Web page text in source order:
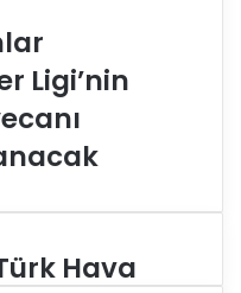
Ligi’nin
Hava